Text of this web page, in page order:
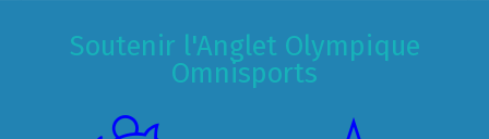
Soutenir l'Anglet Olympique
Omnisports